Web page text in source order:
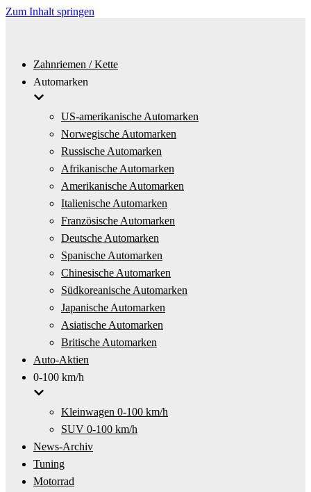
Zum Inhalt springen
Zahnriemen / Kette
Automarken
US-amerikanische Automarken
Norwegische Automarken
Russische Automarken
Afrikanische Automarken
Amerikanische Automarken
Italienische Automarken
Französische Automarken
Deutsche Automarken
Spanische Automarken
Chinesische Automarken
Südkoreanische Automarken
Japanische Automarken
Asiatische Automarken
Britische Automarken
Auto-Aktien
0-100 km/h
Kleinwagen 0-100 km/h
SUV 0-100 km/h
News-Archiv
Tuning
Motorrad